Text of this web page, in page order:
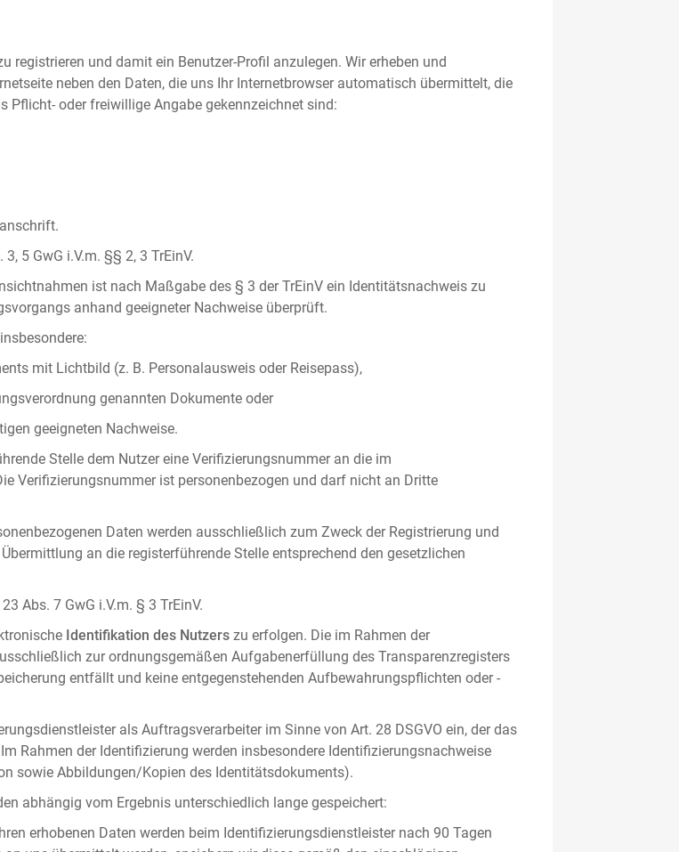
registrieren und damit ein Benutzer-Profil anzulegen. Wir erheben und
neben den Daten, die uns Ihr Internetbrowser automatisch übermittelt, die
Pflicht- oder freiwillige Angabe gekennzeichnet sind:
5 GwG i.V.m. §§ 2, 3 TrEinV.
ist nach Maßgabe des § 3 der TrEinV ein Identitätsnachweis zu
anhand geeigneter Nachweise überprüft.
mit Lichtbild (z. B. Personalausweis oder Reisepass),
genannten Dokumente oder
geeigneten Nachweise.
Stelle dem Nutzer eine Verifizierungsnummer an die im
Verifizierungsnummer ist personenbezogen und darf nicht an Dritte
Daten werden ausschließlich zum Zweck der Registrierung und
an die registerführende Stelle entsprechend den gesetzlichen
Abs. 7 GwG i.V.m. § 3 TrEinV.
Identifikation des Nutzers zu erfolgen. Die im Rahmen der
zur ordnungsgemäßen Aufgabenerfüllung des Transparenzregisters
entfällt und keine entgegenstehenden Aufbewahrungspflichten oder -
als Auftragsverarbeiter im Sinne von Art. 28 DSGVO ein, der das
Rahmen der Identifizierung werden insbesondere Identifizierungsnachweise
sowie Abbildungen/Kopien des Identitätsdokuments).
abhängig vom Ergebnis unterschiedlich lange gespeichert:
erhobenen Daten werden beim Identifizierungsdienstleister nach 90 Tagen